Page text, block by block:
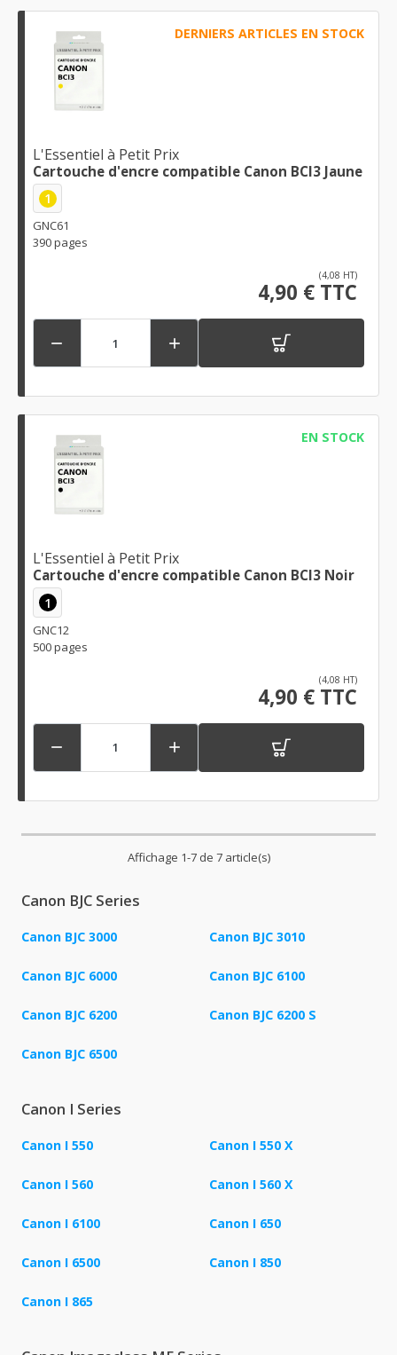
DERNIERS ARTICLES EN STOCK
L'Essentiel à Petit Prix
Cartouche d'encre compatible Canon BCI3 Jaune
1
GNC61
390 pages
(4,08 HT)
4,90 € TTC
 
EN STOCK
L'Essentiel à Petit Prix
Cartouche d'encre compatible Canon BCI3 Noir
1
GNC12
500 pages
(4,08 HT)
4,90 € TTC
 
Affichage 1-7 de 7 article(s)
Canon BJC Series
Canon BJC 3000 Canon BJC 3010
Canon BJC 6000 Canon BJC 6100
Canon BJC 6200 Canon BJC 6200 S
Canon BJC 6500
Canon I Series
Canon I 550 Canon I 550 X
Canon I 560 Canon I 560 X
Canon I 6100 Canon I 650
Canon I 6500 Canon I 850
Canon I 865